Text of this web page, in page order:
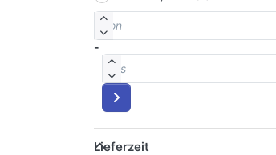
Preisspanne
von
-
bis
Lieferzeit
Lieferzeit